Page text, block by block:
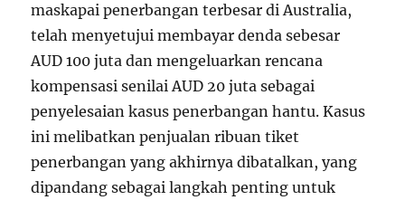
maskapai penerbangan terbesar di Australia,
telah menyetujui membayar denda sebesar
AUD 100 juta dan mengeluarkan rencana
kompensasi senilai AUD 20 juta sebagai
penyelesaian kasus penerbangan hantu. Kasus
ini melibatkan penjualan ribuan tiket
penerbangan yang akhirnya dibatalkan, yang
dipandang sebagai langkah penting untuk